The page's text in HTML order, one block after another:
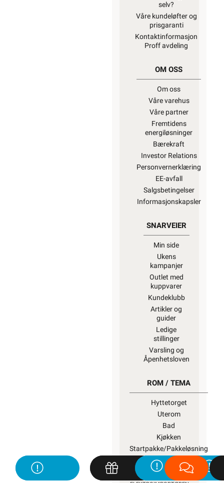
selv?
Våre kundeløfter og
prisgaranti
Kontaktinformasjon
Proff avdeling
OM OSS
Om oss
Våre varehus
Våre partner
Fremtidens
energiløsninger
Bærekraft
Investor Relations
Personvernerklæring
EE-avfall
Salgsbetingelser
Informasjonskapsler
SNARVEIER
Min side
Ukens
kampanjer
Outlet med
kuppvarer
Kundeklubb
Artikler og
guider
Ledige
stillinger
Varsling og
Åpenhetsloven
ROM / TEMA
Hyttetorget
Uterom
Bad
Kjøkken
Startpakke/Pakkeløsning